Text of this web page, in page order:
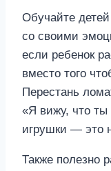
Обучайте
со своими
если ребенок
вместо того
Перестань
«Я вижу, что ты
игрушки — это
Также полезно